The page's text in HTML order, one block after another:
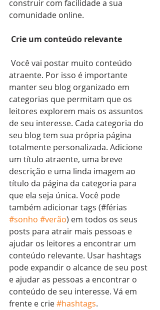
construir com facilidade a sua
comunidade online.
Crie um conteúdo relevante
atraente. Por isso é importante
manter seu blog organizado em
categorias que permitam que os
leitores explorem mais os assuntos
de seu interesse. Cada categoria do
seu blog tem sua própria página
totalmente personalizada. Adicione
um título atraente, uma breve
descrição e uma linda imagem ao
título da página da categoria para
que ela seja única. Você pode
também adicionar tags (#férias
#sonho #verão) em todos os seus
posts para atrair mais pessoas e
ajudar os leitores a encontrar um
conteúdo relevante. Usar hashtags
pode expandir o alcance de seu post
e ajudar as pessoas a encontrar o
conteúdo de seu interesse. Vá em
frente e crie #hashtags.